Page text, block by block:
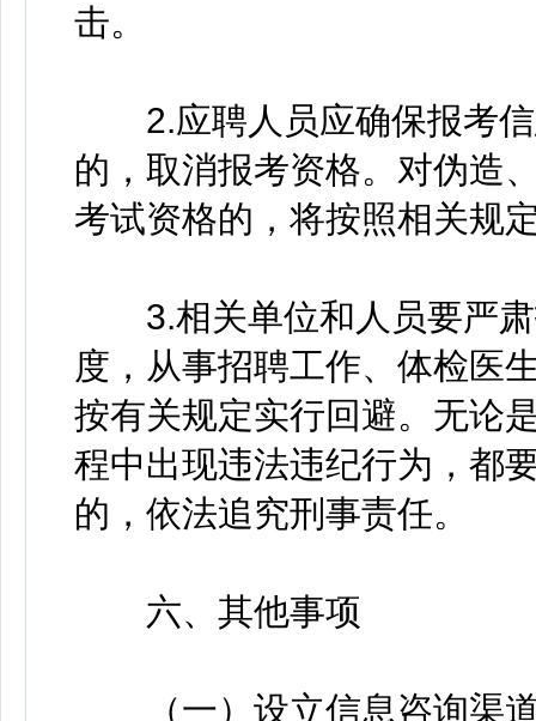
击。
2.应聘人员应确保报考信
的，取消报考资格。对伪造
考试资格的，将按照相关规
3.相关单位和人员要严肃
度，从事招聘工作、体检医
按有关规定实行回避。无论
程中出现违法违纪行为，都
的，依法追究刑事责任。
六、其他事项
（一）设立信息咨询渠道